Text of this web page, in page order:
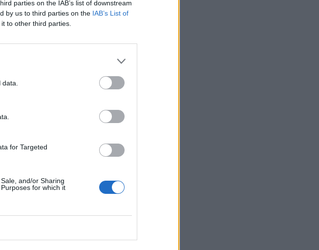
parties on the IAB’s list of downstream
by us to third parties on the IAB’s List of
to other third parties.
for Targeted
and/or Sharing
for which it